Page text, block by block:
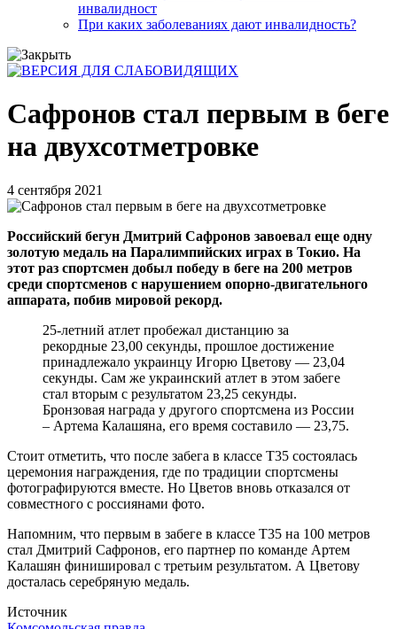
инвалидност
При каких заболеваниях дают инвалидность?
Сафронов стал первым в беге
на двухсотметровке
4 сентября 2021
Российский бегун Дмитрий Сафронов завоевал еще одну
золотую медаль на Паралимпийских играх в Токио. На
этот раз спортсмен добыл победу в беге на 200 метров
среди спортсменов с нарушением опорно-двигательного
аппарата, побив мировой рекорд.
25-летний атлет пробежал дистанцию за
рекордные 23,00 секунды, прошлое достижение
принадлежало украинцу Игорю Цветову — 23,04
секунды. Сам же украинский атлет в этом забеге
стал вторым с результатом 23,25 секунды.
Бронзовая награда у другого спортсмена из России
– Артема Калашяна, его время составило — 23,75.
Стоит отметить, что после забега в классе Т35 состоялась
церемония награждения, где по традиции спортсмены
фотографируются вместе. Но Цветов вновь отказался от
совместного с россиянами фото.
Напомним, что первым в забеге в классе Т35 на 100 метров
стал Дмитрий Сафронов, его партнер по команде Артем
Калашян финишировал с третьим результатом. А Цветову
досталась серебряную медаль.
Источник